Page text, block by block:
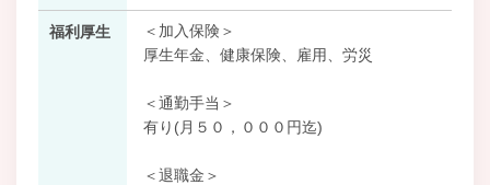
福利厚生
＜加入保険＞
厚生年金、健康保険、雇用、労災
＜通勤手当＞
有り(月５０，０００円迄)
＜退職金＞